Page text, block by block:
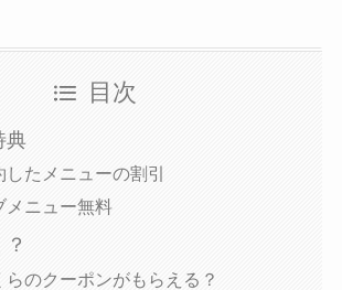
目次
典
したメニューの割引
メニュー無料
らのクーポンがもらえる？